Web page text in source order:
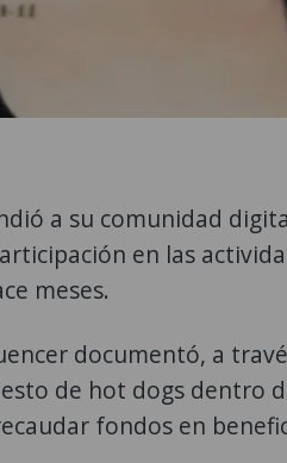
a su comunidad
en las
meses.
documentó, a
de hot dogs dentro
fondos en